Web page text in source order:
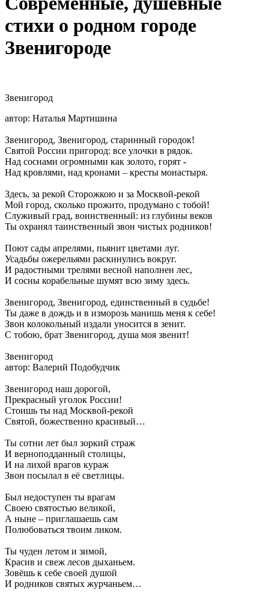
стихи о родном городе
Звенигороде
Звенигород
автор: Наталья Мартишина
Звенигород, Звенигород, старинный городок!
Святой России пригород: все улочки в рядок.
Над соснами огромными как золото, горят -
Над кровлями, над кронами – кресты монастыря.
Здесь, за рекой Сторожкою и за Москвой-рекой
Мой город, сколько прожито, продумано с тобой!
Служивый град, воинственный: из глубины веков
Ты охранял таинственный звон чистых родников!
Поют сады апрелями, пьянит цветами луг.
Усадьбы ожерельями раскинулись вокруг.
И радостными трелями весной наполнен лес,
И сосны корабельные шумят всю зиму здесь.
Звенигород, Звенигород, единственный в судьбе!
Ты даже в дождь и в изморозь манишь меня к себе!
Звон колокольный издали уносится в зенит.
С тобою, брат Звенигород, душа моя звенит!
Звенигород
автор: Валерий Подобудчик
Звенигород наш дорогой,
Прекрасный уголок России!
Стоишь ты над Москвой-рекой
Святой, божественно красивый…
Ты сотни лет был зоркий страж
И верноподданный столицы,
И на лихой врагов кураж
Звон посылал в её светлицы.
Был недоступен ты врагам
Своею святостью великой,
А ныне – приглашаешь сам
Полюбоваться твоим ликом.
Ты чуден летом и зимой,
Красив и свеж лесов дыханьем.
Зовёшь к себе своей душой
И родников святых журчаньем…